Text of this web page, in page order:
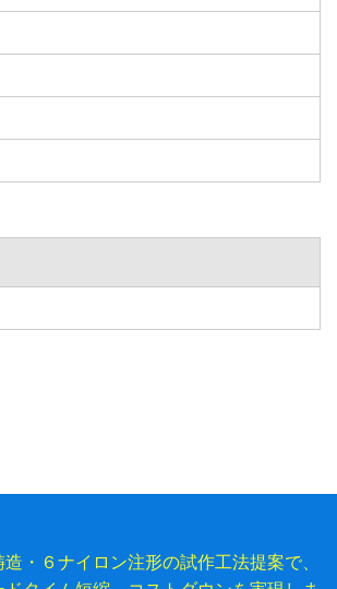
・６ナイロン注形の試作工法提案で、